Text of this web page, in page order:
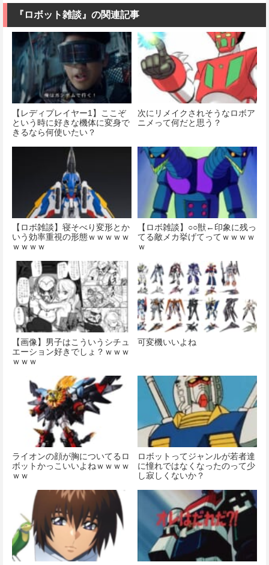
『ロボット雑談』の関連記事
【レディプレイヤー1】ここぞ
という時に好きな機体に変身で
きるなら何使いたい？
次にリメイクされそうなロボア
ニメって何だと思う？
【ロボ雑談】寝そべり変形とか
いう効率重視の形態ｗｗｗｗｗ
ｗｗｗｗ
【ロボ雑談】○○獣←印象に残っ
てる敵メカ挙げてってｗｗｗｗ
ｗ
【画像】男子はこういうシチュ
エーション好きでしょ？ｗｗｗ
ｗｗｗ
可変機いいよね
ライオンの顔が胸についてるロ
ボットかっこいいよねｗｗｗｗ
ｗｗ
ロボットってジャンルが若者達
に憧れではなくなったのって少
し寂しくないか？